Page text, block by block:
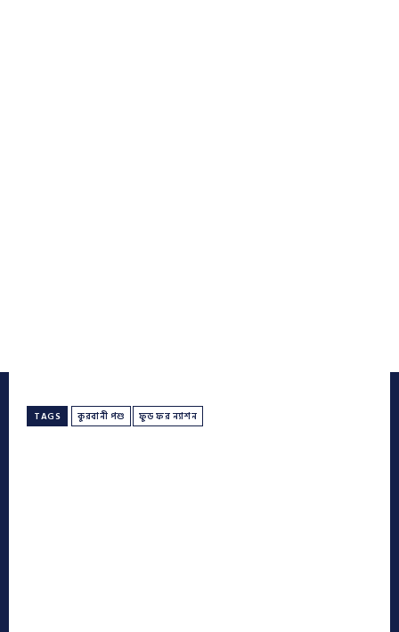
TAGS কুরবানী পশু ফুড ফর ন্যাশন